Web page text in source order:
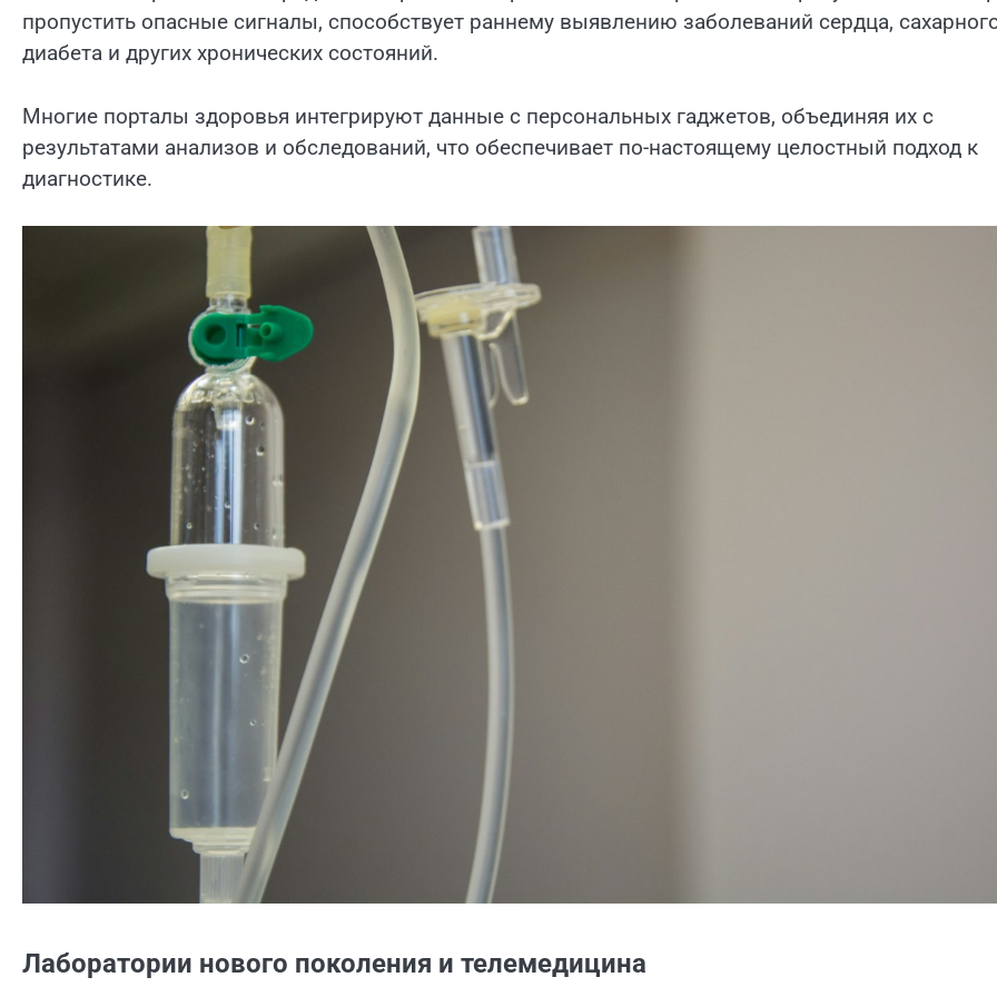
пропустить опасные сигналы, способствует раннему выявлению заболеваний сердца,
диабета и других хронических состояний.
Многие порталы здоровья интегрируют данные с персональных гаджетов, объединяя их с
результатами анализов и обследований, что обеспечивает по-настоящему целостный подход к
диагностике.
Лаборатории нового поколения и телемедицина